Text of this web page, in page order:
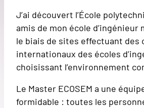
J’ai découvert l’École
amis de mon école d’ingénieur
le biais de sites effectuant des
internationaux des écoles
choisissant l’environnement
Le Master ECOSEM a une
formidable : toutes les